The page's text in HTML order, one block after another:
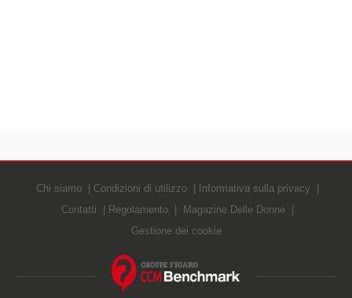
Chi siamo Condizioni di utilizzo
Informativa sulla privacy
Contatti
Regolamento
Magazine Delle Donne
Gestione dei cookie